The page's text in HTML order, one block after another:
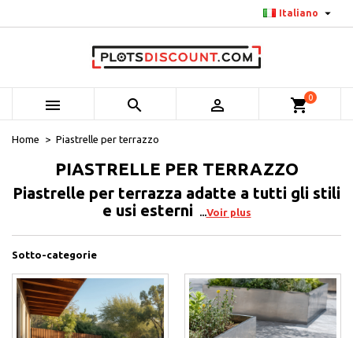
Italiano 
   shopping_cart0
Home Piastrelle per terrazzo
PIASTRELLE PER TERRAZZO
Piastrelle per terrazza adatte a tutti gli stili
e usi esterni
Voir plus
Sotto-categorie